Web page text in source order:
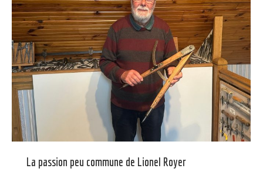
La passion peu commune de Lionel Royer